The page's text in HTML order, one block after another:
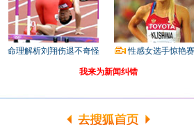
命理解析刘翔伤退不奇怪 性感女选手惊艳
我来为新闻纠错